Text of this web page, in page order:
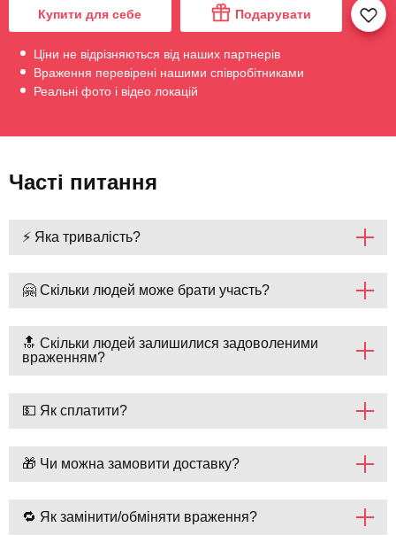
Купити для себе Подарувати
Ціни не відрізняються від наших партнерів
Враження перевірені нашими співробітниками
Реальні фото і відео локацій
Часті питання
⚡ Яка тривалість?
🤗 Скільки людей може брати участь?
🔝 Скільки людей залишилися задоволеними
враженням?
💵 Як сплатити?
🎁 Чи можна замовити доставку?
🔁 Як замінити/обміняти враження?